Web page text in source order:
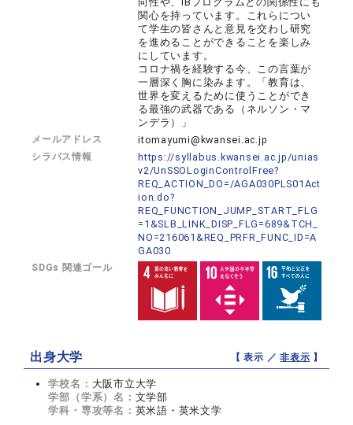
関心を持っています。これらについ
て学生の皆さんと意見を交わし研究
を進めることができることを楽しみ
にしています。
コロナ禍を経験する今、この言葉が
一層深く胸に染みます。「教育は、
世界を変えるために使うことができ
る最強の武器である（ネルソン・マ
ンデラ）」
メールアドレス itomayumi@kwansei.ac.jp
シラバス情報
https://syllabus.kwansei.ac.jp/unias
v2/UnSSOLoginControlFree?
REQ_ACTION_DO=/AGA030PLS01Act
ion.do?
REQ_FUNCTION_JUMP_START_FLG
=1&SLB_LINK_DISP_FLG=689&TCH_
NO=216061&REQ_PRFR_FUNC_ID=A
GA030
SDGs 関連ゴール
出身大学 【 表示 ／非表示 】
学校名： 大阪市立大学
学部（学系）名： 文学部
学科・専攻等名： 英米語・英米文学